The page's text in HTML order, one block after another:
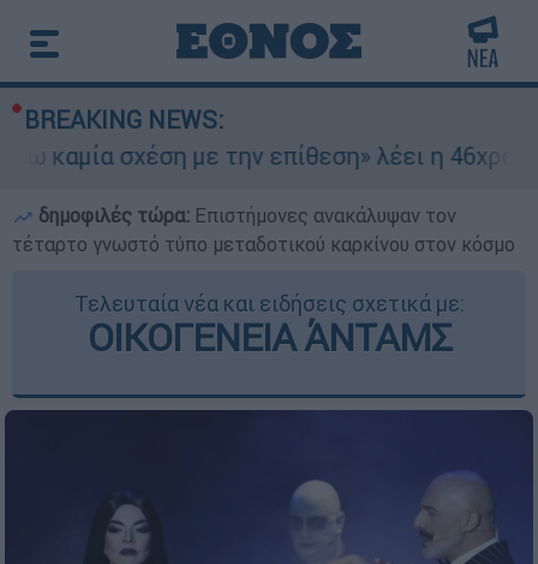
BREAKING NEWS:
σχέση με την επίθεση» λέει η 46χρονη - Τι
δημοφιλές τώρα: Επιστήμονες ανακάλυψαν τον
τέταρτο γνωστό τύπο μεταδοτικού καρκίνου στον κόσμο
Τελευταία νέα και ειδήσεις σχετικά με:
ΟΙΚΟΓΕΝΕΙΑ ΆΝΤΑΜΣ